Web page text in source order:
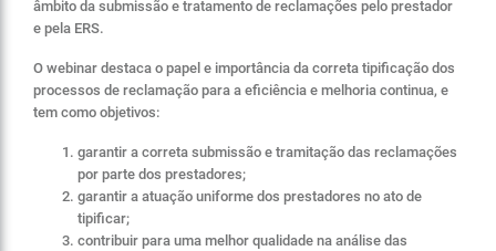
âmbito da submissão e tratamento de reclamações pelo prestador
e pela ERS.
O webinar destaca o papel e importância da correta tipificação dos
processos de reclamação para a eficiência e melhoria continua, e
tem como objetivos:
garantir a correta submissão e tramitação das reclamações
por parte dos prestadores;
garantir a atuação uniforme dos prestadores no ato de
tipificar;
contribuir para uma melhor qualidade na análise das